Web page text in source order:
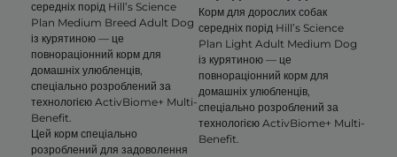
середніх порід Hill’s Science
Plan Medium Breed Adult Dog
із курятиною — це
повнораціонний корм для
домашніх улюбленців,
спеціально розроблений за
технологією ActivBiome+ Multi-
Benefit.
Цей корм спеціально
розроблений для задоволення
Корм для дорослих собак
середніх порід Hill’s Science
Plan Light Adult Medium Dog
із курятиною — це
повнораціонний корм для
домашніх улюбленців,
спеціально розроблений за
технологією ActivBiome+ Multi-
Benefit.